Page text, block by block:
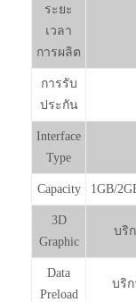
ระยะ
เวลา
การผลิต
การรับ
ประกัน
Interface
Type
Capacity 1GB/
3D
Graphic
บริ
Data
Preload
บริก